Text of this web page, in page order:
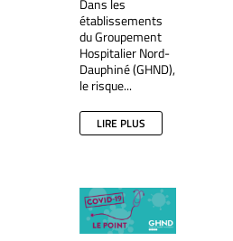
établissements
du Groupement
Hospitalier Nord-
Dauphiné (GHND),
le risque...
LIRE PLUS